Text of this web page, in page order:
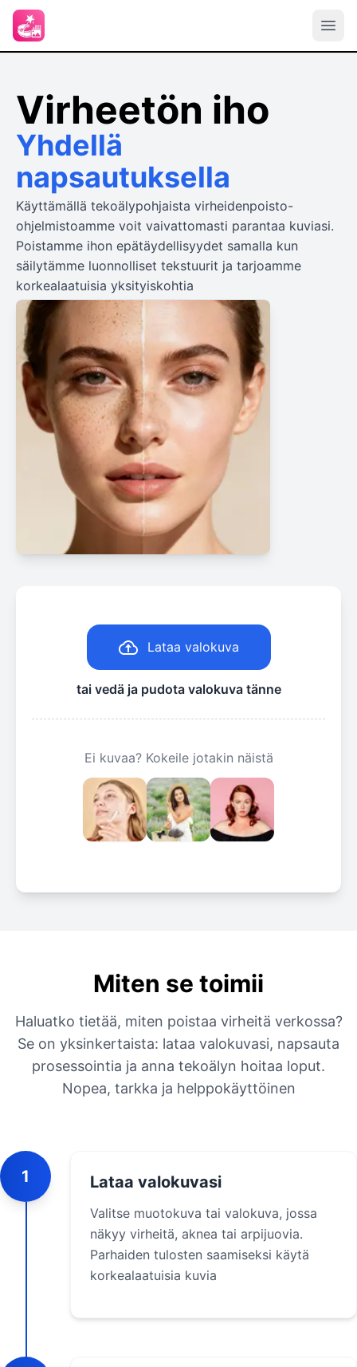
Virheetön iho
Yhdellä
napsautuksella
Käyttämällä tekoälypohjaista virheidenpoisto-
ohjelmistoamme voit vaivattomasti parantaa kuviasi.
Poistamme ihon epätäydellisyydet samalla kun
säilytämme luonnolliset tekstuurit ja tarjoamme
korkealaatuisia yksityiskohtia
Lataa valokuva
tai vedä ja pudota valokuva tänne
Ei kuvaa? Kokeile jotakin näistä
Miten se toimii
Haluatko tietää, miten poistaa virheitä verkossa?
Se on yksinkertaista: lataa valokuvasi, napsauta
prosessointia ja anna tekoälyn hoitaa loput.
Nopea, tarkka ja helppokäyttöinen
1 Lataa valokuvasi
Valitse muotokuva tai valokuva, jossa
näkyy virheitä, aknea tai arpijuovia.
Parhaiden tulosten saamiseksi käytä
korkealaatuisia kuvia